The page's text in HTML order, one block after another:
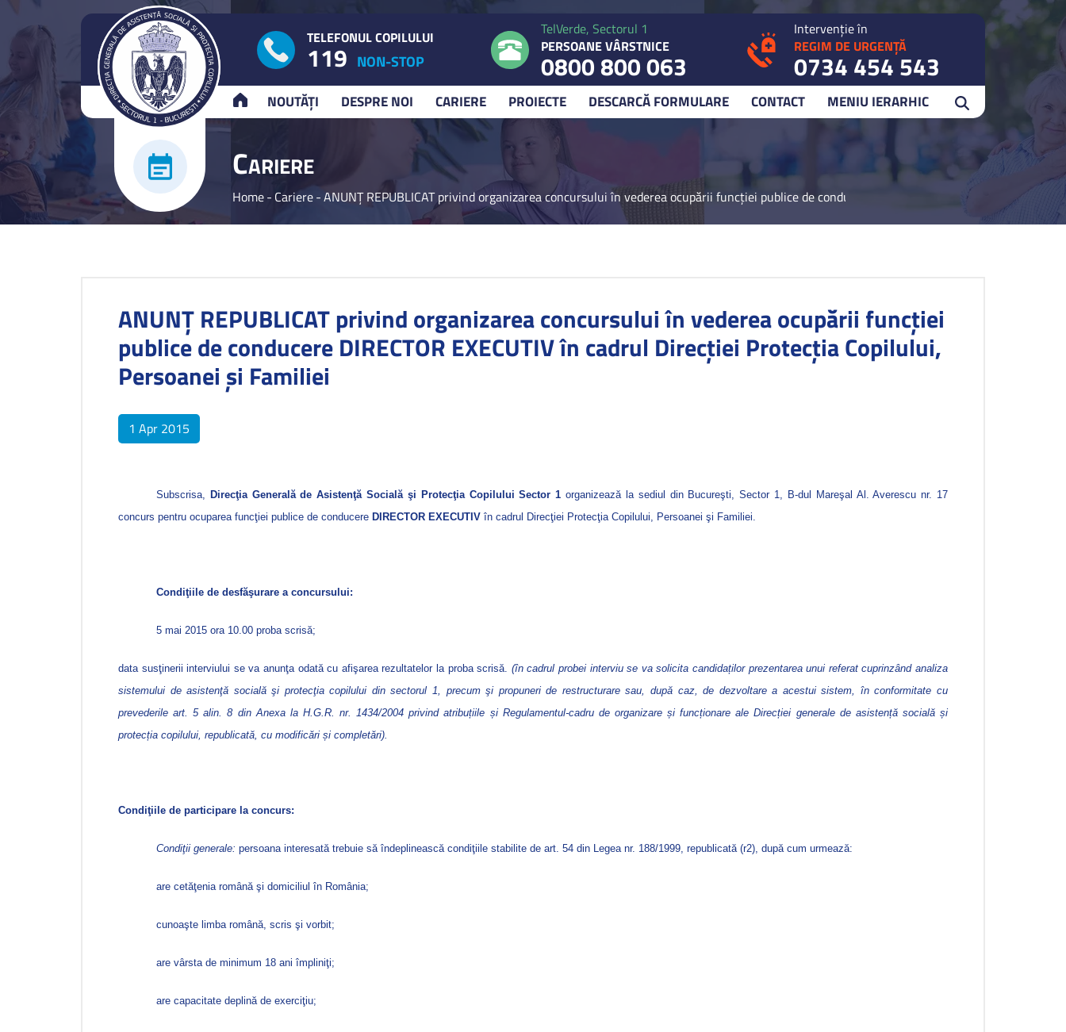
ACASĂNOUTĂȚI DESPRE NOI CARIERE PROIECTE DESCARCĂ FORMULARE CONTACT MENIU IERARHIC
TELEFONUL COPILULUI
119 NON-STOP
TelVerde, Sectorul 1
PERSOANE VÂRSTNICE
0800 800 063
Intervenție în
REGIM DE URGENȚĂ
0734 454 543
CARIERE
Home- Cariere-ANUNŢ REPUBLICAT privind organizarea concursului în vederea ocupării funcţiei publice de conducere DIRECTOR EXECUTIV în cadrul
ANUNŢ REPUBLICAT privind organizarea concursului în vederea ocupării funcţiei
publice de conducere DIRECTOR EXECUTIV în cadrul Direcţiei Protecţia Copilului,
Persoanei şi Familiei
1 Apr 2015
Subscrisa, Direcţia Generală de Asistenţă Socială şi Protecţia Copilului Sector 1 organizează la sediul din Bucureşti, Sector 1, B-dul Mareşal Al. Averescu nr. 17
concurs pentru ocuparea funcţiei publice de conducere DIRECTOR EXECUTIV în cadrul Direcţiei Protecţia Copilului, Persoanei şi Familiei.
Condiţiile de desfăşurare a concursului:
5 mai 2015 ora 10.00 proba scrisă;
data susţinerii interviului se va anunţa odată cu afişarea rezultatelor la proba scrisă. (în cadrul probei interviu se va solicita candidaților prezentarea unui referatcuprinzând analiza
sistemului de asistenţă socială şi protecţia copilului din sectorul 1, precum şi propuneri de restructurare sau, după caz, de dezvoltare a acestui sistem, în conformitate cu
prevederile art. 5 alin. 8 din Anexa la H.G.R. nr. 1434/2004 privind atribuțiile și Regulamentul-cadru de organizare și funcționare ale Direcției generale de asistență socială și
protecția copilului, republicată, cu modificări și completări).
Condiţiile de participare la concurs:
Condiţii generale: persoana interesată trebuie să îndeplinească condiţiile stabilite de art. 54 din Legea nr. 188/1999, republicată (r2), după cum urmează:
are cetăţenia română şi domiciliul în România;
cunoaşte limba română, scris şi vorbit;
are vârsta de minimum 18 ani împliniţi;
are capacitate deplină de exerciţiu;